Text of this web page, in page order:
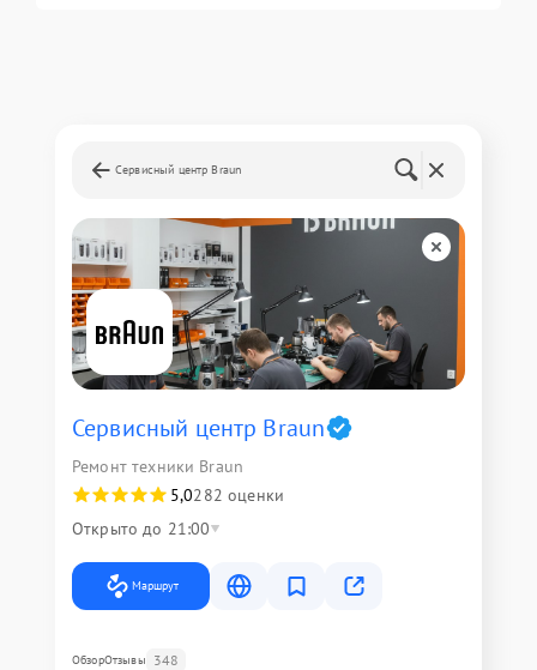
Сервисный центр Braun
Сервисный центр Braun
Ремонт техники Braun
5,0282 оценки
Открыто до 21:00
Маршрут
ОбзорОтзывы 348